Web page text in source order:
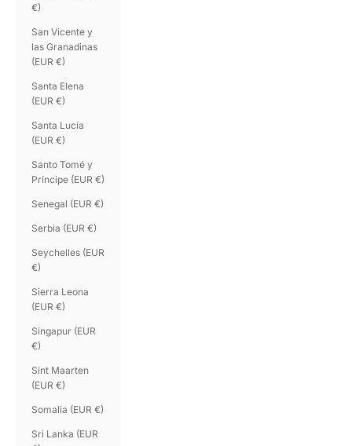
€)
San Vicente y
las Granadinas
(EUR €)
Santa Elena
(EUR €)
Santa Lucía
(EUR €)
Santo Tomé y
Príncipe (EUR €)
Senegal (EUR €)
Serbia (EUR €)
Seychelles (EUR
€)
Sierra Leona
(EUR €)
Singapur (EUR
€)
Sint Maarten
(EUR €)
Somalia (EUR €)
Sri Lanka (EUR